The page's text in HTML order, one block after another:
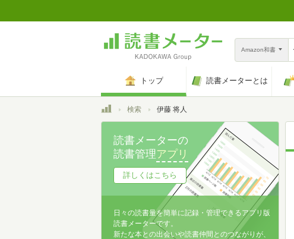
Amazon和書
トップ 読書メーターとは
トップ検索 伊藤 将人
読書メーターの
読書管理アプリ
詳しくはこちら
日々の読書量を簡単に記録・管理できるアプリ版
読書メーターです。
新たな本との出会いや読書仲間とのつながりが、